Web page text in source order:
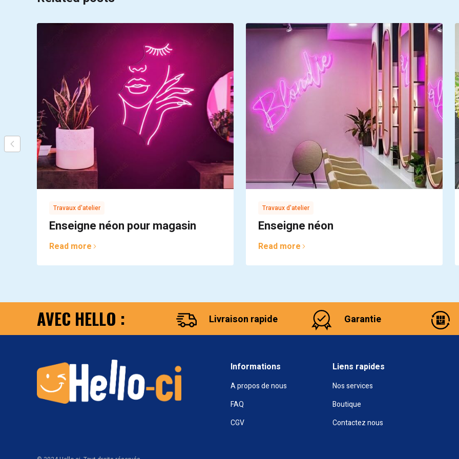
Travaux d'atelier
Enseigne néon pour magasin
Read more
Travaux d'atelier
Enseigne néon
Read more
AVEC HELLO : Livraison rapide Garantie
Informations
A propos de nous
FAQ
CGV
Liens rapides
Nos services
Boutique
Contactez nous